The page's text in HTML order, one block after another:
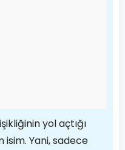
yol açtığı
isim. Yani, sadece